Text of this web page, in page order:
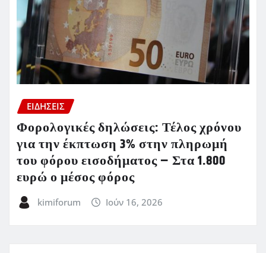
ΕΙΔΗΣΕΙΣ
Φορολογικές δηλώσεις: Τέλος χρόνου
για την έκπτωση 3% στην πληρωμή
του φόρου εισοδήματος – Στα 1.800
ευρώ ο μέσος φόρος
kimiforum Ιούν 16, 2026